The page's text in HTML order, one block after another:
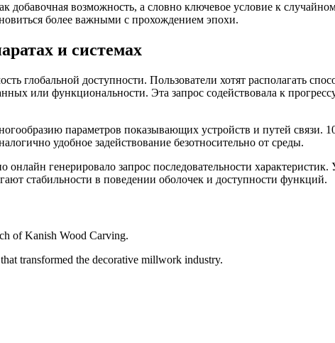
добавочная возможность, а словно ключевое условие к
более важными с прохождением эпохи.
и системах
глобальной доступности. Пользователи хотят располагать
или функциональности. Эта запрос содействовала к
параметров показывающих устройств и путей
удобное задействование безотносительно от среды.
генерировало запрос последовательности
стабильности в поведении оболочек и доступности функций.
of Kanish Wood Carving.
transformed the decorative millwork industry.